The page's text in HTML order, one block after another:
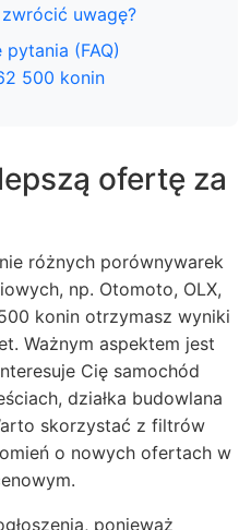
uwagę?
(FAQ)
500 konin
ofertę za
różnych porównywarek
np. Otomoto, OLX,
konin otrzymasz wyniki
Ważnym aspektem jest
Cię samochód
działka budowlana
skorzystać z filtrów
o nowych ofertach w
ponieważ